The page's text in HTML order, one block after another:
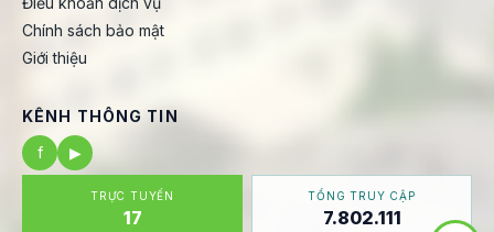
Chính sách bảo mật
Giới thiệu
KÊNH THÔNG TIN
f
▶
TRỰC TUYẾN
17
TỔNG TRUY CẬP
7.802.111